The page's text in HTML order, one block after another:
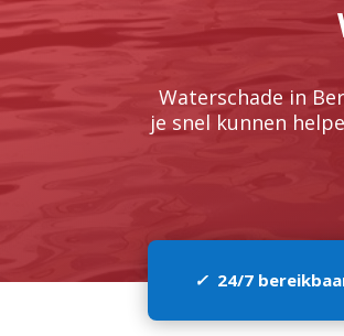
Waterschade in
je snel kunnen
✓ 24/7